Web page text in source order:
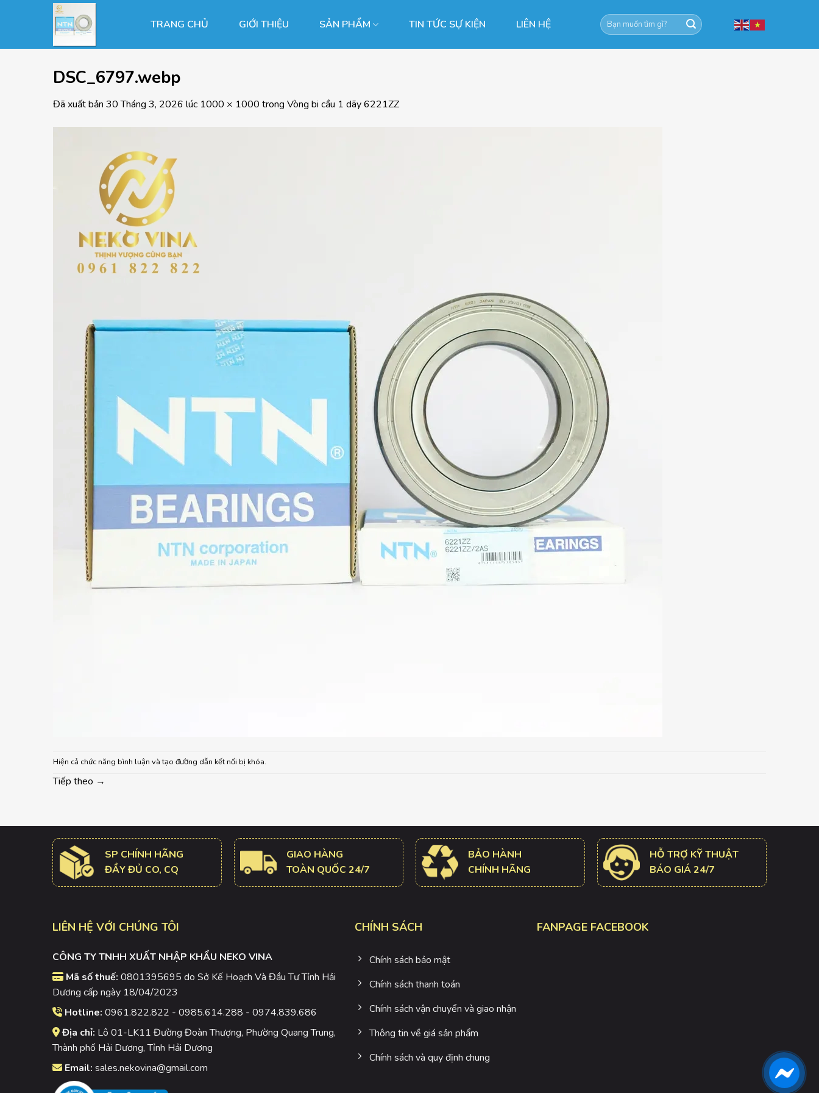
dung
TRANG CHỦ GIỚI THIỆU SẢN PHẨM TIN TỨC SỰ KIỆN LIÊN HỆ
Tìm
kiếm:
DSC_6797.webp
Đã xuất bản 30 Tháng 3, 2026 lúc 1000 × 1000 trong Vòng bi cầu 1 dãy 6221ZZ
Hiện cả chức năng bình luận và tạo đường dẫn kết nối bị khóa.
Tiếp theo →
SP CHÍNH HÃNG
ĐẦY ĐỦ CO, CQ
GIAO HÀNG
TOÀN QUỐC 24/7
BẢO HÀNH
CHÍNH HÃNG
HỖ TRỢ KỸ THUẬT
BÁO GIÁ 24/7
LIÊN HỆ VỚI CHÚNG TÔI
CÔNG TY TNHH XUẤT NHẬP KHẨU NEKO VINA
Mã số thuế: 0801395695 do Sở Kế Hoạch Và Đầu Tư Tỉnh Hải
Dương cấp ngày 18/04/2023
Hotline: 0961.822.822 - 0985.614.288 - 0974.839.686
Địa chỉ: Lô 01-LK11 Đường Đoàn Thượng, Phường Quang Trung,
Thành phố Hải Dương, Tỉnh Hải Dương
Email: sales.nekovina@gmail.com
CHÍNH SÁCH
Chính sách bảo mật
Chính sách thanh toán
Chính sách vận chuyển và giao nhận
Thông tin về giá sản phẩm
Chính sách và quy định chung
FANPAGE FACEBOOK